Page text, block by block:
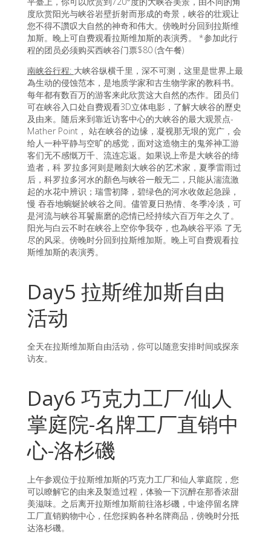
度欣赏阳光与峡谷岩壁折射而形成的奇景，峡谷的壮观让
您不得不讚叹大自然的神奇和伟大。傍晚时分回到拉斯维
加斯。晚上可自费观看拉斯维加斯的表演秀。 *参加此行
程的团员必须购买西峡谷门票$80 (含午餐)
南峡谷行程: 大峡谷纵横千里，深不可测，这里是世界上最
為生动的侵蚀范本，是地质学家和古生物学家的教科书。
每年都有数百万的游客来此欣赏这大自然的杰作。团员们
可在峡谷入口处自费观看3D立体电影，了解大峡谷的歷史
及由来。随后来到靠近访客中心的大峡谷的最大观景点-
Mather Point， 站在峡谷的边缘，凝视那无垠的宽广，会
给人一种平静与空旷的感觉，面对这造物主的鬼斧神工游
客们无不感慨万千、流连忘返。如果说上帝是大峡谷的缔
造者，科 罗拉多河则是雕刻大峡谷的艺术家，夏季雷雨过
后，科罗拉多河水的顏色与峡谷一般无二，只能从湍流激
起的水花中辨识；瑞雪初降，碧绿色的河水收敛起急躁，
慢 吞吞地蜿蜒於峡谷之间。儘管夏日热情、冬季冷淡，可
是河流与峡谷耳鬢廝磨的恋情已经持续六百万年之久了。
阳光与白云不时在峡谷上空你争我夺，也為峡谷平添 了无
尽的风采。傍晚时分回到拉斯维加斯。晚上可自费观看拉
斯维加斯的表演秀。
Day5 拉斯维加斯自由
活动
全天在拉斯维加斯自由活动，你可以随意安排时间或探亲
访友。
Day6 巧克力工厂/仙人
掌庭院-名牌工厂直销中
心-洛杉磯
上午参观位于拉斯维加斯的巧克力工厂和仙人掌庭院，您
可以瞭解它的由来及製造过程，体验一下沉醉在那香浓甜
美滋味。之后离开拉斯维加斯前往洛杉磯，中途停留名牌
工厂直销购物中心，任您採购各种名牌商品，傍晚时分抵
达洛杉磯。